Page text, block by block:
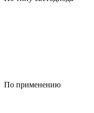
По применению